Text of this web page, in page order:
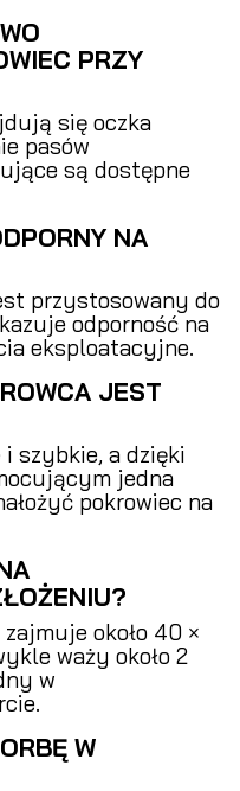
PRZY
się oczka
pasów
są dostępne
NA
przystosowany do
odporność na
eksploatacyjne.
JEST
i szybkie, a dzięki
jedna
pokrowiec na
około 40 ×
waży około 2
w
W